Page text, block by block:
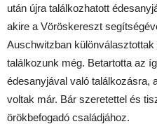
után újra találkozhatott
akire a Vöröskereszt
Auschwitzban
találkozunk még. Betartotta az
édesanyjával való találkozásra,
voltak már. Bár szeretettel és
örökbefogadó családjához.